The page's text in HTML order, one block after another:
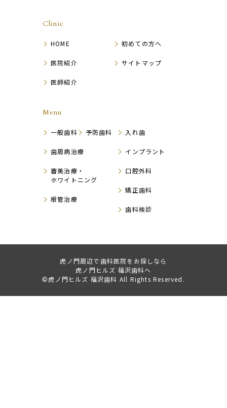
Clinic
HOME
医院紹介
医師紹介
初めての方へ
サイトマップ
Menu
一般歯科 予防歯科
歯周病治療
審美治療・
ホワイトニング
根管治療
入れ歯
インプラント
口腔外科
矯正歯科
歯科検診
虎ノ門周辺で歯科医院をお探しなら
虎ノ門ヒルズ 福沢歯科へ
©虎ノ門ヒルズ 福沢歯科 All Rights Reserved.